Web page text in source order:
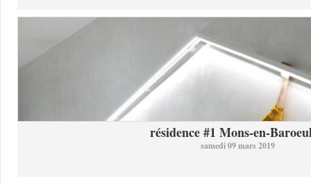
résidence #1 Mons-en-
samedi 09 mars 2019